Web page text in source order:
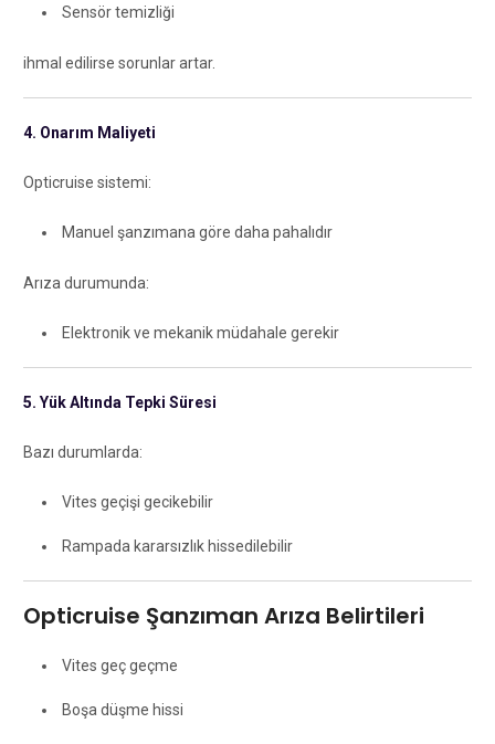
Sensör temizliği
ihmal edilirse sorunlar artar.
4. Onarım Maliyeti
Opticruise sistemi:
Manuel şanzımana göre daha pahalıdır
Arıza durumunda:
Elektronik ve mekanik müdahale gerekir
5. Yük Altında Tepki Süresi
Bazı durumlarda:
Vites geçişi gecikebilir
Rampada kararsızlık hissedilebilir
Opticruise Şanzıman Arıza Belirtileri
Vites geç geçme
Boşa düşme hissi